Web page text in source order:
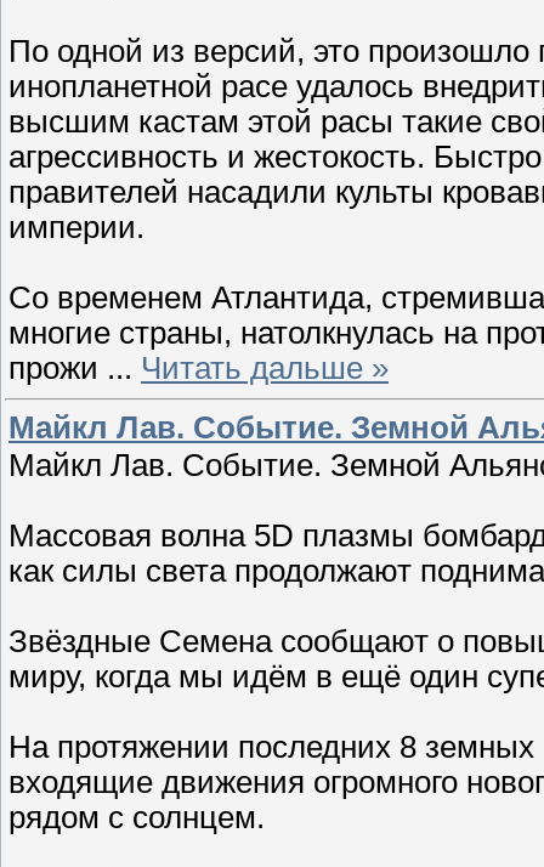
По одной из версий, это произошло
инопланетной расе удалось
высшим кастам этой расы такие
агрессивность и жестокость.
правителей насадили культы
империи.
Со временем Атлантида,
многие страны, натолкнулась на
прожи ... Читать дальше »
Майкл Лав. Событие. Земной
Майкл Лав. Событие. Земной
Массовая волна 5D плазмы
как силы света продолжают
Звёздные Семена сообщают о
миру, когда мы идём в ещё один
На протяжении последних 8
входящие движения огромного
рядом с солнцем.